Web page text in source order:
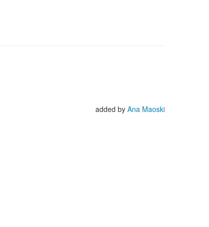
added by Ana Maoski